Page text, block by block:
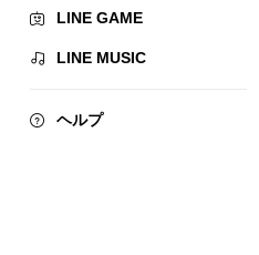
LINE GAME
LINE MUSIC
ヘルプ